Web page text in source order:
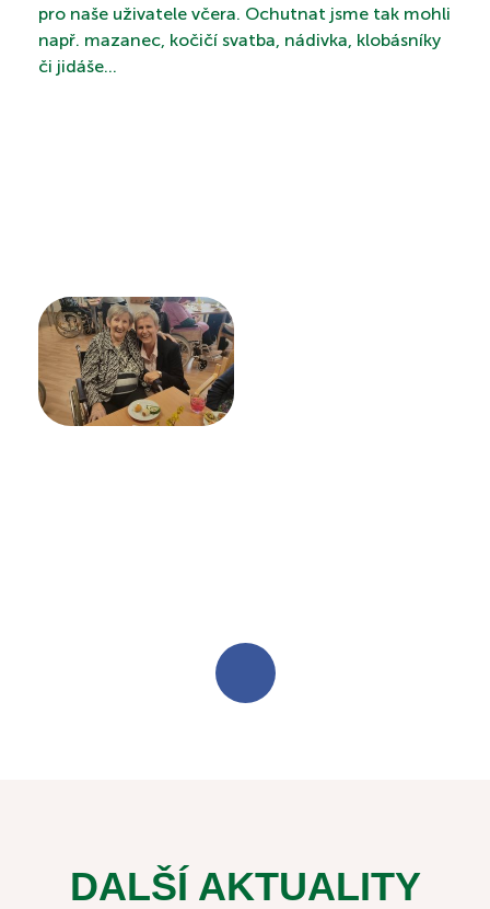
PROHLÍDKA
pro naše uživatele včera. Ochutnat jsme tak mohli
např. mazanec, kočičí svatba, nádivka, klobásníky
či jidáše...
DALŠÍ AKTUALITY